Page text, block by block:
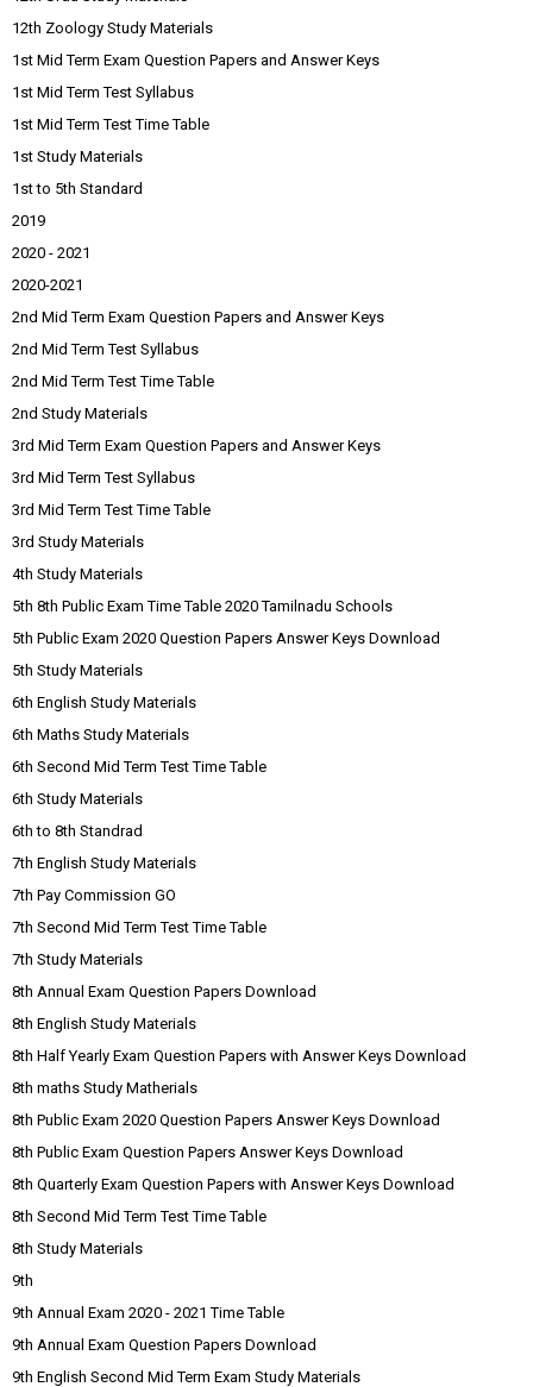
12th Zoology Study Materials
1st Mid Term Exam Question Papers and Answer Keys
1st Mid Term Test Syllabus
1st Mid Term Test Time Table
1st Study Materials
1st to 5th Standard
2019
2020 - 2021
2020-2021
2nd Mid Term Exam Question Papers and Answer Keys
2nd Mid Term Test Syllabus
2nd Mid Term Test Time Table
2nd Study Materials
3rd Mid Term Exam Question Papers and Answer Keys
3rd Mid Term Test Syllabus
3rd Mid Term Test Time Table
3rd Study Materials
4th Study Materials
5th 8th Public Exam Time Table 2020 Tamilnadu Schools
5th Public Exam 2020 Question Papers Answer Keys Download
5th Study Materials
6th English Study Materials
6th Maths Study Materials
6th Second Mid Term Test Time Table
6th Study Materials
6th to 8th Standrad
7th English Study Materials
7th Pay Commission GO
7th Second Mid Term Test Time Table
7th Study Materials
8th Annual Exam Question Papers Download
8th English Study Materials
8th Half Yearly Exam Question Papers with Answer Keys Download
8th maths Study Matherials
8th Public Exam 2020 Question Papers Answer Keys Download
8th Public Exam Question Papers Answer Keys Download
8th Quarterly Exam Question Papers with Answer Keys Download
8th Second Mid Term Test Time Table
8th Study Materials
9th
9th Annual Exam 2020 - 2021 Time Table
9th Annual Exam Question Papers Download
9th English Second Mid Term Exam Study Materials